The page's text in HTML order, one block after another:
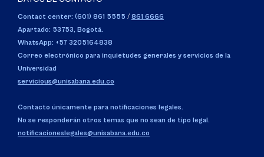
Contact center: (601) 861 5555 / 861 6666
Apartado: 53753, Bogotá.
WhatsApp: +57 3205164838
Correo electrónico para inquietudes generales y servicios de la
Universidad
servicious@unisabana.edu.co
Contacto únicamente para notificaciones legales.
No se responderán otros temas que no sean de tipo legal.
notificacioneslegales@unisabana.edu.co